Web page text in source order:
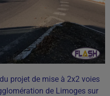
projet de mise à 2x2 voies
de Limoges sur